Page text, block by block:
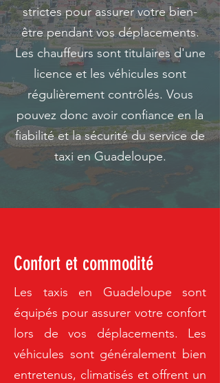
strictes pour assurer votre bien-
être pendant vos déplacements.
Les chauffeurs sont titulaires d'une
licence et les véhicules sont
régulièrement contrôlés. Vous
pouvez donc avoir confiance en la
fiabilité et la sécurité du service de
taxi en Guadeloupe.
Confort et commodité
Les taxis en Guadeloupe sont
équipés pour assurer votre confort
lors de vos déplacements. Les
véhicules sont généralement bien
entretenus, climatisés et offrent un